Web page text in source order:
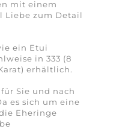
mit einem
Liebe zum Detail
ein Etui
in 333 (8
erhältlich.
Sie und nach
es sich um eine
Eheringe